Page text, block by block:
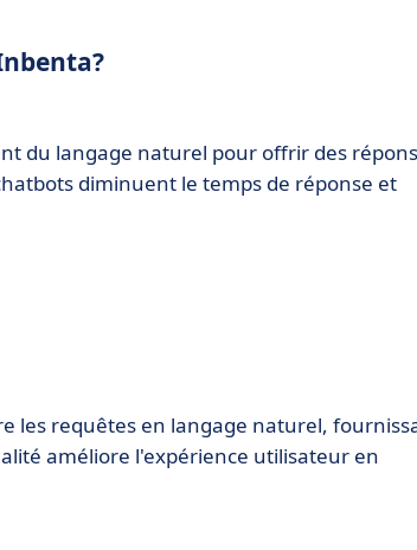
du langage naturel pour offrir des
diminuent le temps de réponse et
les requêtes en langage naturel,
améliore l'expérience utilisateur en